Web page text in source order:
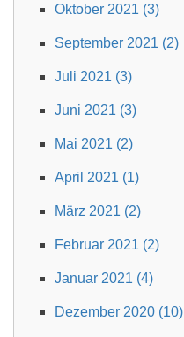
Oktober 2021 (3)
September 2021 (2)
Juli 2021 (3)
Juni 2021 (3)
Mai 2021 (2)
April 2021 (1)
März 2021 (2)
Februar 2021 (2)
Januar 2021 (4)
Dezember 2020 (10)